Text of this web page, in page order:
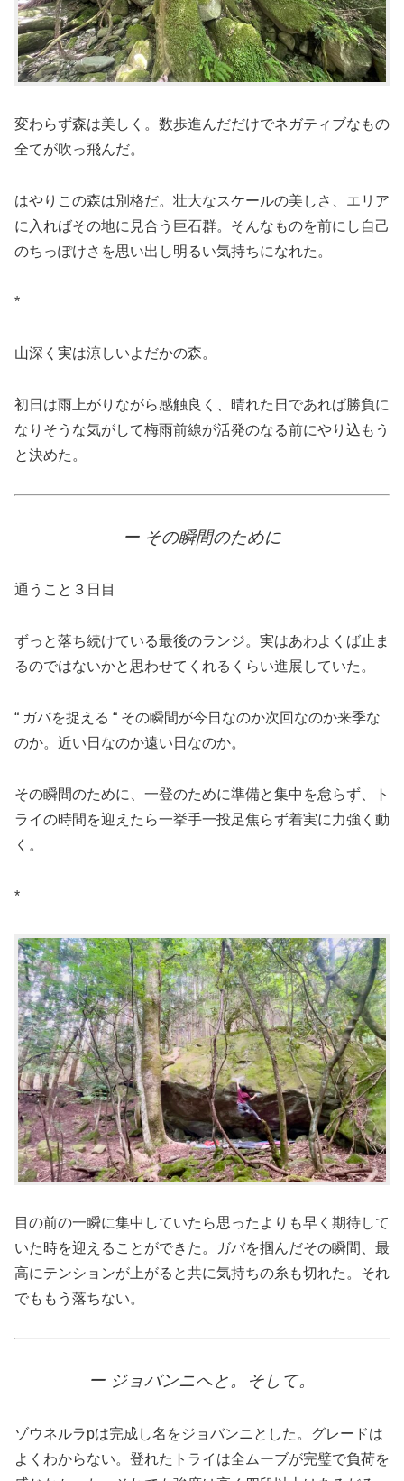
変わらず森は美しく。数歩進んだだけでネガティブなもの
全てが吹っ飛んだ。
はやりこの森は別格だ。壮大なスケールの美しさ、エリア
に入ればその地に見合う巨石群。そんなものを前にし自己
のちっぽけさを思い出し明るい気持ちになれた。
*
山深く実は涼しいよだかの森。
初日は雨上がりながら感触良く、晴れた日であれば勝負に
なりそうな気がして梅雨前線が活発のなる前にやり込もう
と決めた。
ー その瞬間のために
通うこと３日目
ずっと落ち続けている最後のランジ。実はあわよくば止ま
るのではないかと思わせてくれるくらい進展していた。
“ ガバを捉える “ その瞬間が今日なのか次回なのか来季な
のか。近い日なのか遠い日なのか。
その瞬間のために、一登のために準備と集中を怠らず、ト
ライの時間を迎えたら一挙手一投足焦らず着実に力強く動
く。
*
目の前の一瞬に集中していたら思ったよりも早く期待して
いた時を迎えることができた。ガバを掴んだその瞬間、最
高にテンションが上がると共に気持ちの糸も切れた。それ
でももう落ちない。
ー ジョバンニへと。そして。
ゾウネルラpは完成し名をジョバンニとした。グレードは
よくわからない。登れたトライは全ムーブが完璧で負荷を